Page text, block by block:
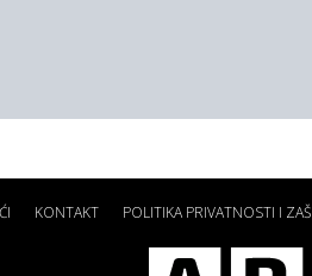
KONTAKT POLITIKA PRIVATNOSTI I